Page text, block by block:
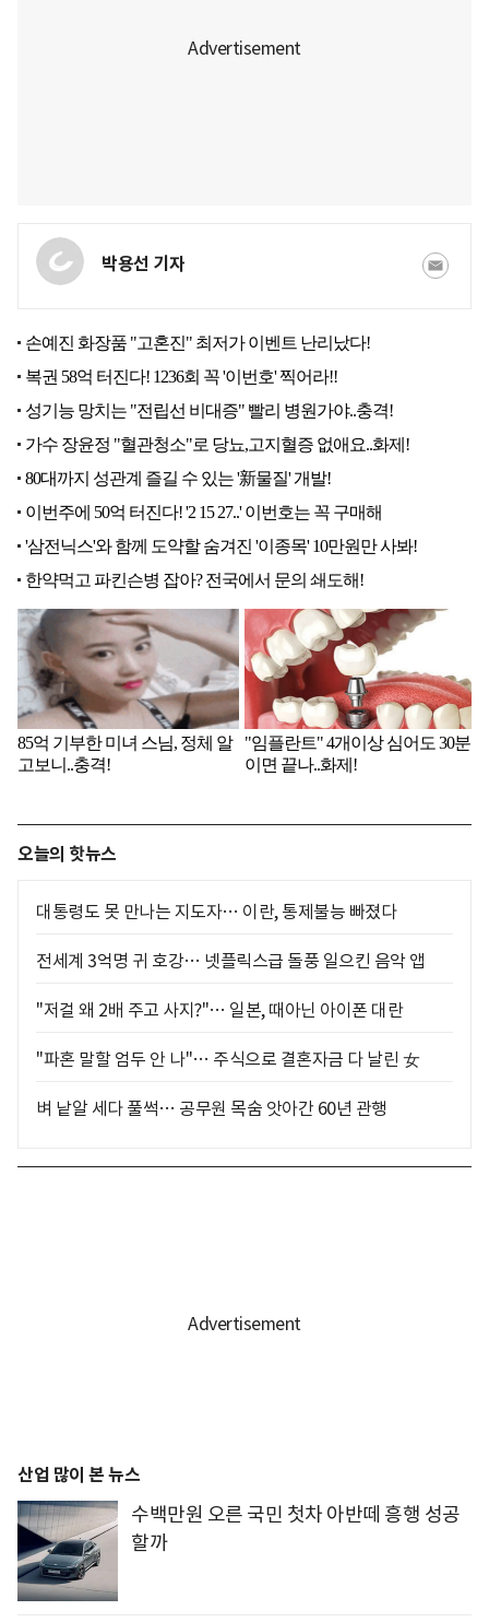
박용선 기자
오늘의 핫뉴스
대통령도 못 만나는 지도자… 이란, 통제불능 빠졌다
전세계 3억명 귀 호강… 넷플릭스급 돌풍 일으킨 음악 앱
"저걸 왜 2배 주고 사지?"… 일본, 때아닌 아이폰 대란
"파혼 말할 엄두 안 나"… 주식으로 결혼자금 다 날린 女
벼 낱알 세다 풀썩… 공무원 목숨 앗아간 60년 관행
산업 많이 본 뉴스
수백만원 오른 국민 첫차 아반떼 흥행 성공
할까